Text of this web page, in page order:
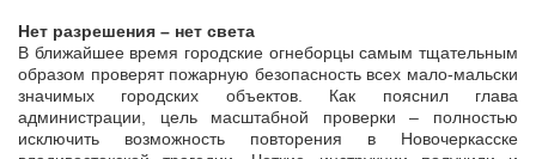
Нет разрешения – нет света
В ближайшее время городские огнеборцы самым тщательным
образом проверят пожарную безопасность всех мало-мальски
значимых городских объектов. Как пояснил глава
администрации, цель масштабной проверки – полностью
исключить возможность повторения в Новочеркасске